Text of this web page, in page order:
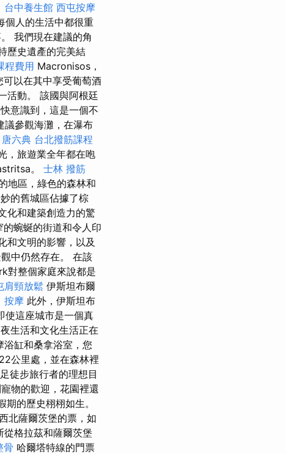
台中養生館 西屯按摩
個人的生活中都很重
我們現在建議的角
歷史遺產的完美結
程費用 Macronisos，
以在其中享受葡萄酒
活動。 該國與阿根廷
意識到，這是一個不
議參觀海灘，在瀑布
唐六典 台北撥筋課程
，旅遊業全年都在咆
。 士林 撥筋
地區，綠色的森林和
的舊城區佔據了棕
化和建築創造力的驚
蜿蜒的街道和令人印
和文明的影響，以及
中仍然存在。 在該
對整個家庭來說都是
肩頸放鬆 伊斯坦布爾
按摩 此外，伊斯坦布
使這座城市是一個真
生活和文化生活正在
缸和桑拿浴室，您
公里處，並在森林裡
徒步旅行者的理想目
物的歡迎，花園裡還
的歷史栩栩如生。
北薩爾茨堡的票，如
格拉茲和薩爾茨堡
骨 哈爾塔特線的門票